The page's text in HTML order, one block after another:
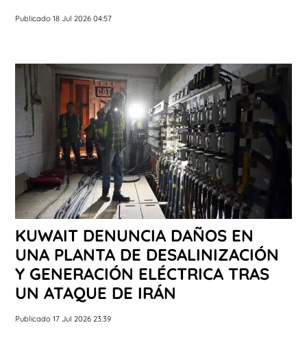
Publicado 18 Jul 2026 04:57
KUWAIT DENUNCIA DAÑOS EN
UNA PLANTA DE DESALINIZACIÓN
Y GENERACIÓN ELÉCTRICA TRAS
UN ATAQUE DE IRÁN
Publicado 17 Jul 2026 23:39